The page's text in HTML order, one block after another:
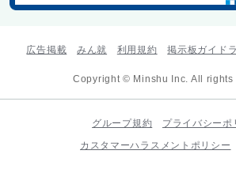
広告掲載 みん就 利用規約 掲示板ガイド
Copyright © Minshu Inc. All rights
グループ規約
プライバシーポ
カスタマーハラスメントポリシー